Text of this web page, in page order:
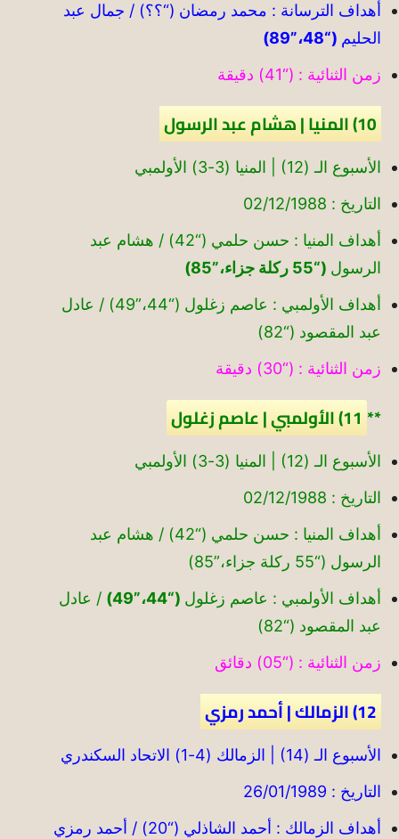
أهداف الترسانة : محمد رمضان (“؟؟) / جمال عبد
الحليم (“48،”89)
زمن الثنائية : (“41) دقيقة
10) المنيا | هشام عبد الرسول
الأسبوع الـ (12) | المنيا (3-3) الأولمبي
التاريخ : 02/12/1988
أهداف المنيا : حسن حلمي (“42) / هشام عبد
الرسول (“55 ركلة جزاء،”85)
أهداف الأولمبي : عاصم زغلول (“44،”49) / عادل
عبد المقصود (“82)
زمن الثنائية : (“30) دقيقة
** 11) الأولمبي | عاصم زغلول
الأسبوع الـ (12) | المنيا (3-3) الأولمبي
التاريخ : 02/12/1988
أهداف المنيا : حسن حلمي (“42) / هشام عبد
الرسول (“55 ركلة جزاء،”85)
أهداف الأولمبي : عاصم زغلول (“44،”49)
/ عادل
عبد المقصود (“82)
زمن الثنائية : (“05) دقائق
12) الزمالك | أحمد رمزي
الأسبوع الـ (14) | الزمالك (4-1) الاتحاد السكندري
التاريخ : 26/01/1989
أهداف الزمالك : أحمد الشاذلي (“20) / أحمد رمزي